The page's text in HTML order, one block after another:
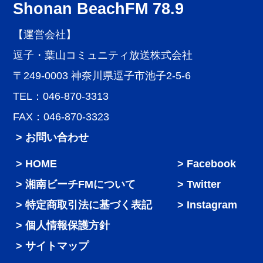
Shonan BeachFM 78.9
【運営会社】
逗子・葉山コミュニティ放送株式会社
〒249-0003 神奈川県逗子市池子2-5-6
TEL：046-870-3313
FAX：046-870-3323
> お問い合わせ
HOME
湘南ビーチFMについて
特定商取引法に基づく表記
個人情報保護方針
サイトマップ
Facebook
Twitter
Instagram